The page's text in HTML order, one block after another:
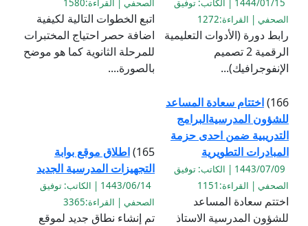
1444/01/15 | الكاتب: توفيق
الصحفي | القراءة:1272
رابط دورة (الأدوات التعليمية
الرقمية 2 تصميم
الإنفوجرافيك)...
الصحفي | القراءة:1580
اتبع الخطوات التالية لكيفية
اضافة حصر احتياج المختبرات
للمرحلة الثانوية كما هو موضح
بالصورة....
166) اختتام سعادة المساعد
للشؤون المدرسيةالبرامج
التدريبية ضمن احدى حزمة
المبادرات التطويرية
1443/07/09 | الكاتب: توفيق
الصحفي | القراءة:1151
اختتم سعادة المساعد
للشؤون المدرسية الاستاذ
165) اطلاق موقع بوابة
التجهيزات المدرسية الجديد
1443/06/14 | الكاتب: توفيق
الصحفي | القراءة:3365
تم إنشاء نطاق جديد لموقع